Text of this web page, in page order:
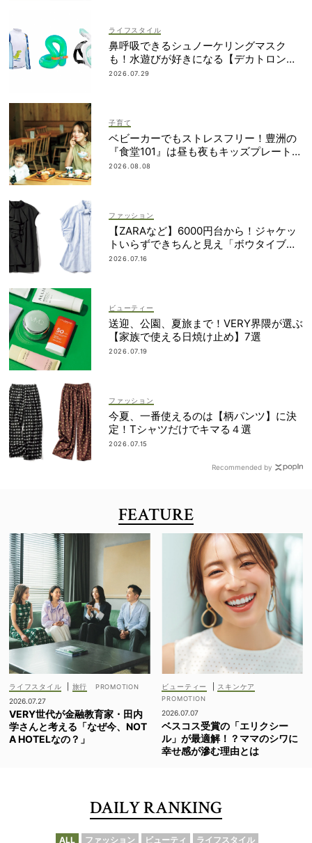
ライフスタイル
鼻呼吸できるシュノーケリングマスク
も！水遊びが好きになる【デカトロン】
の優秀グッズ13選
2026.07.29
子育て
ベビーカーでもストレスフリー！豊洲の
『食堂101』は昼も夜もキッズプレートが
ある！
2026.08.08
ファッション
【ZARAなど】6000円台から！ジャケッ
トいらずできちんと見え「ボウタイブラ
ウス」4選
2026.07.16
ビューティー
送迎、公園、夏旅まで！VERY界隈が選ぶ
【家族で使える日焼け止め】7選
2026.07.19
ファッション
今夏、一番使えるのは【柄パンツ】に決
定！Tシャツだけでキマる４選
2026.07.15
Recommended by
FEATURE
ライフスタイル
旅行
2026.07.27
VERY世代が金融教育家・田内
学さんと考える「なぜ今、NOT
A HOTELなの？」
ビューティー スキンケア
2026.07.07
ベスコス受賞の「エリクシー
ル」が最適解！？ママのシワに
幸せ感が滲む理由とは
DAILY RANKING
ALL ファッション ビューティ ライフスタイル